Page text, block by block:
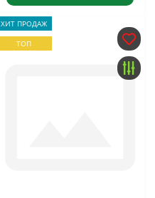
ХИТ ПРОДАЖ
ТОП